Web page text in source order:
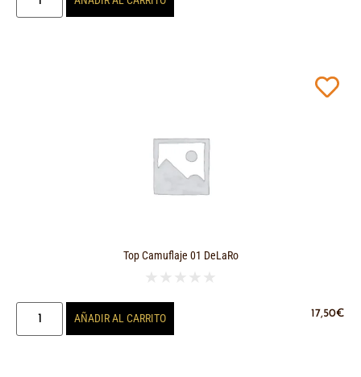
Top Camuflaje 01 DeLaRo
★ ★ ★ ★ ★
17,50€
AÑADIR AL CARRITO